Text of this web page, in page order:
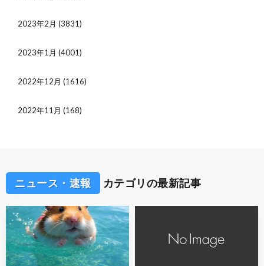
2023年2月 (3831)
2023年1月 (4001)
2022年12月 (1616)
2022年11月 (168)
ニュース・速報 カテゴリの最新記事